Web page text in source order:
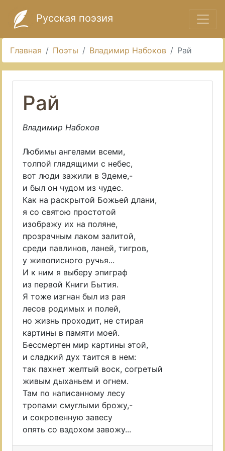
Русская поэзия
Главная Поэты Владимир Набоков Рай
Рай
Владимир Набоков
Любимы ангелами всеми,
толпой глядящими с небес,
вот люди зажили в Эдеме,-
и был он чудом из чудес.
Как на раскрытой Божьей длани,
я со святою простотой
изображу их на поляне,
прозрачным лаком залитой,
среди павлинов, ланей, тигров,
у живописного ручья...
И к ним я выберу эпиграф
из первой Книги Бытия.
Я тоже изгнан был из рая
лесов родимых и полей,
но жизнь проходит, не стирая
картины в памяти моей.
Бессмертен мир картины этой,
и сладкий дух таится в нем:
так пахнет желтый воск, согретый
живым дыханьем и огнем.
Там по написанному лесу
тропами смуглыми брожу,-
и сокровенную завесу
опять со вздохом завожу...